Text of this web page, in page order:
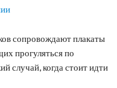
сопровождают плакаты
прогуляться по
случай, когда стоит идти